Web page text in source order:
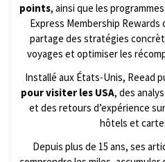
points, ainsi que les
Express Membership Rewards
partage des stratégies
voyages et optimiser les
Installé aux États-Unis, Reead
pour visiter les USA, des
et des retours d’expérience
hôtels et
Depuis plus de 15 ans, ses